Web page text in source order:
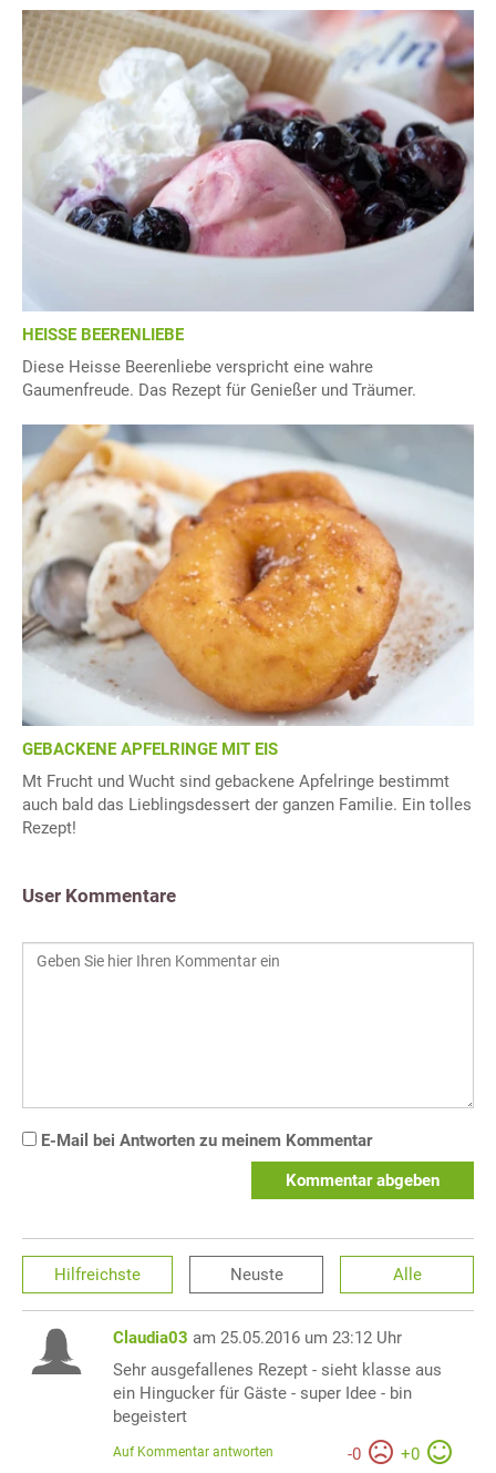
HEISSE BEERENLIEBE
Diese Heisse Beerenliebe verspricht eine wahre
Gaumenfreude. Das Rezept für Genießer und Träumer.
GEBACKENE APFELRINGE MIT EIS
Mt Frucht und Wucht sind gebackene Apfelringe bestimmt
auch bald das Lieblingsdessert der ganzen Familie. Ein tolles
Rezept!
User Kommentare
E-Mail bei Antworten zu meinem Kommentar
Kommentar abgeben
Hilfreichste Neuste Alle
Claudia03 am 25.05.2016 um 23:12 Uhr
Sehr ausgefallenes Rezept - sieht klasse aus
ein Hingucker für Gäste - super Idee - bin
begeistert
-0 +0
Auf Kommentar antworten